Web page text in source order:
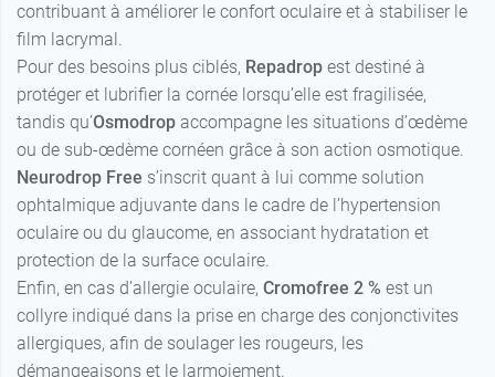
contribuant à améliorer le confort oculaire et à stabiliser le
film lacrymal.
Pour des besoins plus ciblés, Repadrop est destiné à
protéger et lubrifier la cornée lorsqu’elle est fragilisée,
tandis qu’Osmodrop accompagne les situations d’œdème
ou de sub-œdème cornéen grâce à son action osmotique.
Neurodrop Free s’inscrit quant à lui comme solution
ophtalmique adjuvante dans le cadre de l’hypertension
oculaire ou du glaucome, en associant hydratation et
protection de la surface oculaire.
Enfin, en cas d’allergie oculaire, Cromofree 2 % est un
collyre indiqué dans la prise en charge des conjonctivites
allergiques, afin de soulager les rougeurs, les
démangeaisons et le larmoiement.